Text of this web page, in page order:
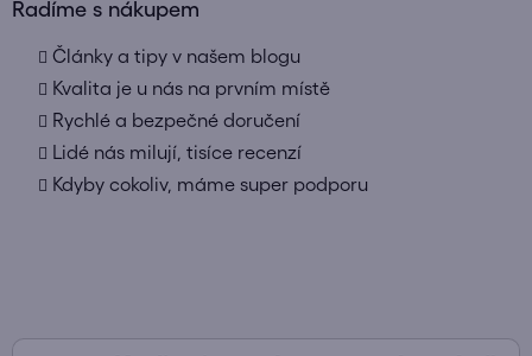
á
d
a
í
p
ý
Radíme s nákupem
Články a tipy v našem blogu
Kvalita je u nás na prvním místě
Rychlé a bezpečné doručení
Lidé nás milují, tisíce recenzí
Kdyby cokoliv, máme super podporu